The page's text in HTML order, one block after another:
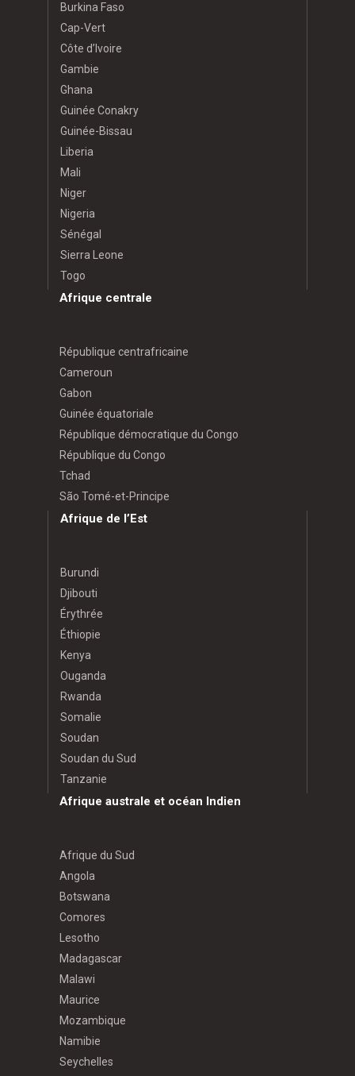
Burkina Faso
Cap-Vert
Côte d’Ivoire
Gambie
Ghana
Guinée Conakry
Guinée-Bissau
Liberia
Mali
Niger
Nigeria
Sénégal
Sierra Leone
Togo
Afrique centrale
République centrafricaine
Cameroun
Gabon
Guinée équatoriale
République démocratique du Congo
République du Congo
Tchad
São Tomé-et-Principe
Afrique de l’Est
Burundi
Djibouti
Érythrée
Éthiopie
Kenya
Ouganda
Rwanda
Somalie
Soudan
Soudan du Sud
Tanzanie
Afrique australe et océan Indien
Afrique du Sud
Angola
Botswana
Comores
Lesotho
Madagascar
Malawi
Maurice
Mozambique
Namibie
Seychelles